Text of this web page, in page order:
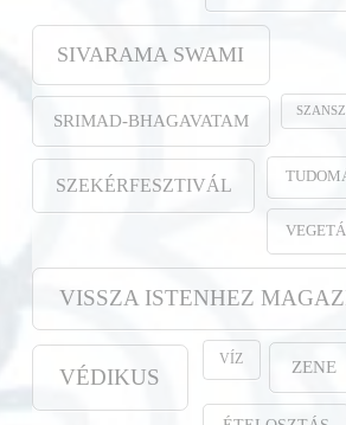
SIVARAMA SWAMI
SRIMAD-BHAGAVATAM
SZEKÉRFESZTIVÁL
VISSZA ISTENHEZ
VÉDIKUS
VÍZ ZENE